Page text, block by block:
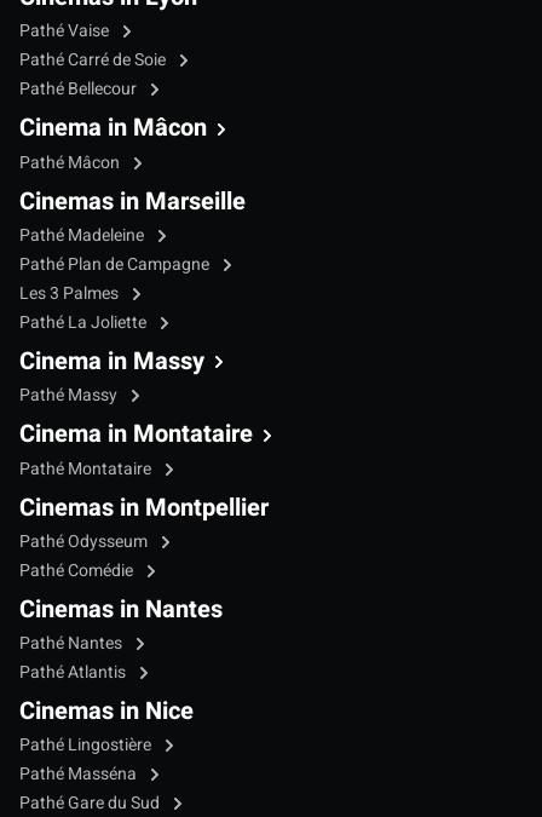
Pathé Vaise
Pathé Carré de Soie
Pathé Bellecour
Cinema in Mâcon
Pathé Mâcon
Cinemas in Marseille
Pathé Madeleine
Pathé Plan de Campagne
Les 3 Palmes
Pathé La Joliette
Cinema in Massy
Pathé Massy
Cinema in Montataire
Pathé Montataire
Cinemas in Montpellier
Pathé Odysseum
Pathé Comédie
Cinemas in Nantes
Pathé Nantes
Pathé Atlantis
Cinemas in Nice
Pathé Lingostière
Pathé Masséna
Pathé Gare du Sud